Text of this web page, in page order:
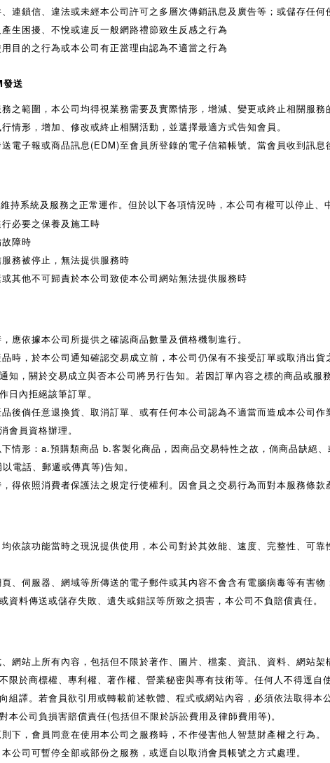
連鎖信、違法或未經本公司許可之多層次傳銷訊息及廣告等；或儲存任
生困擾、不悅或違反一般網路禮節致生反感之行為
目的之行為或本公司有正當理由認為不適當之行為
發送
之範圍，本公司均得視業務需要及實際情形，增減、變更或終止相關服務
情形，增加、修改或終止相關活動，並選擇最適方式告知會員。
電子報或商品訊息(EDM)至會員所登錄的電子信箱帳號。當會員收到訊息
持系統及服務之正常運作。但於以下各項情況時，本公司有權可以停止、
必要之保養及施工時
障時
務被停止，無法提供服務時
其他不可歸責於本公司致使本公司網站無法提供服務時
應依據本公司所提供之確認商品數量及價格機制進行。
時，於本公司通知確認交易成立前，本公司仍保有不接受訂單或取消出
知，關於交易成立與否本公司將另行告知。若因訂單內容之標的商品或
日內拒絕該筆訂單。
後倘任意退換貨、取消訂單、或有任何本公司認為不適當而造成本公司
會員資格辦理。
情形：a.預購類商品 b.客製化商品，因商品交易特性之故，倘商品缺絕
電話、郵遞或傳真等)告知。
得依照消費者保護法之規定行使權利。因會員之交易行為而對本服務條款
依該功能當時之現況提供使用，本公司對於其效能、速度、完整性、可
、伺服器、網域等所傳送的電子郵件或其內容不會含有電腦病毒等有害
資料傳送或儲存失敗、遺失或錯誤等所致之損害，本公司不負賠償責任。
網站上所有內容，包括但不限於著作、圖片、檔案、資訊、資料、網站
限於商標權、專利權、著作權、營業秘密與專有技術等。任何人不得逕
組譯。若會員欲引用或轉載前述軟體、程式或網站內容，必須依法取得
本公司負損害賠償責任(包括但不限於訴訟費用及律師費用等)。
下，會員同意在使用本公司之服務時，不作侵害他人智慧財產權之行為。
公司可暫停全部或部份之服務，或逕自以取消會員帳號之方式處理。